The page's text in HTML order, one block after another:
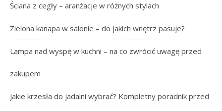
Ściana z cegły – aranżacje w różnych stylach
Zielona kanapa w salonie – do jakich wnętrz pasuje?
Lampa nad wyspę w kuchni – na co zwrócić uwagę przed
zakupem
Jakie krzesła do jadalni wybrać? Kompletny poradnik przed